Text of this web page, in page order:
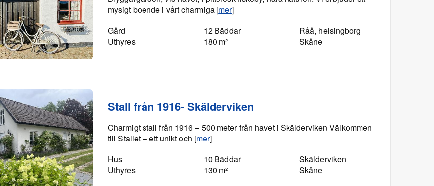
mysigt boende i vårt charmiga [mer]
Gård
Uthyres
12 Bäddar
180 m²
Råå, helsingborg
Skåne
Stall från 1916- Skälderviken
Charmigt stall från 1916 – 500 meter från havet i Skälderviken Välkommen
till Stallet – ett unikt och [mer]
Hus
Uthyres
10 Bäddar
130 m²
Skälderviken
Skåne